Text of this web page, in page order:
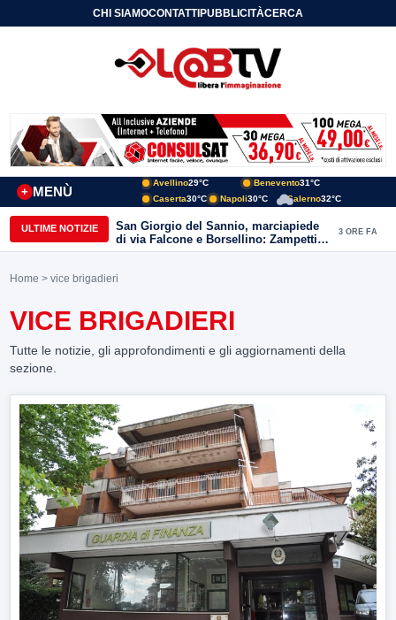
CHI SIAMOCONTATTIPUBBLICITÀCERCA
MENÙ
+
Avellino29°C Benevento31°C
Caserta30°C Napoli30°C Salerno32°C
ULTIME NOTIZIE
San Giorgio del Sannio, marciapiede
di via Falcone e Borsellino: Zampetti e
Lombardi replicano alle polemiche
3 ORE FA
Home > vice brigadieri
VICE BRIGADIERI
Tutte le notizie, gli approfondimenti e gli aggiornamenti della
sezione.